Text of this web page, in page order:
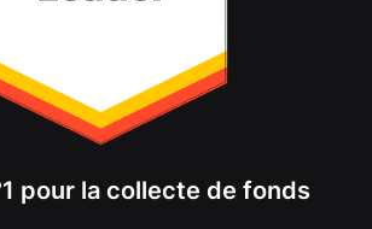
pour la collecte de fonds